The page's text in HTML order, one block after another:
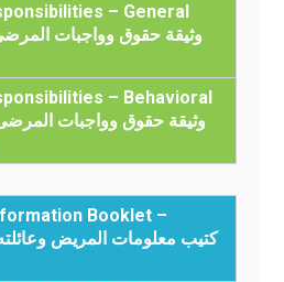
– General
وثيقة حقوق وواجبات
– Behavioral
Booklet –